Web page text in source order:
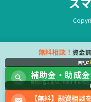
無料相談！ 資金
自社に
補助金・助成
質問に答えるだけでおすすめ補助
【無料】融資相談